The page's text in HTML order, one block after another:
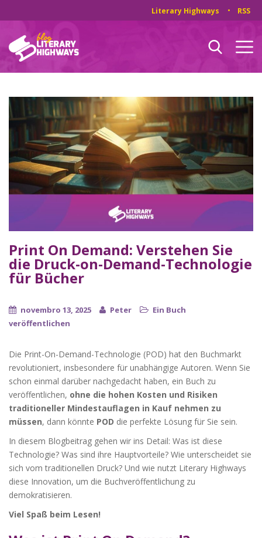
Literary Highways RSS
Print On Demand: Verstehen Sie
die Druck-on-Demand-Technologie
für Bücher
novembro 13, 2025 Peter
Ein Buch
veröffentlichen
Die Print-On-Demand-Technologie (POD) hat den Buchmarkt
revolutioniert, insbesondere für unabhängige Autoren. Wenn Sie
schon einmal darüber nachgedacht haben, ein Buch zu
veröffentlichen, ohne die hohen Kosten und Risiken
traditioneller Mindestauflagen in Kauf nehmen zu
müssen, dann könnte POD die perfekte Lösung für Sie sein.
In diesem Blogbeitrag gehen wir ins Detail: Was ist diese
Technologie? Was sind ihre Hauptvorteile? Wie unterscheidet sie
sich vom traditionellen Druck? Und wie nutzt Literary Highways
diese Innovation, um die Buchveröffentlichung zu
demokratisieren.
Viel Spaß beim Lesen!